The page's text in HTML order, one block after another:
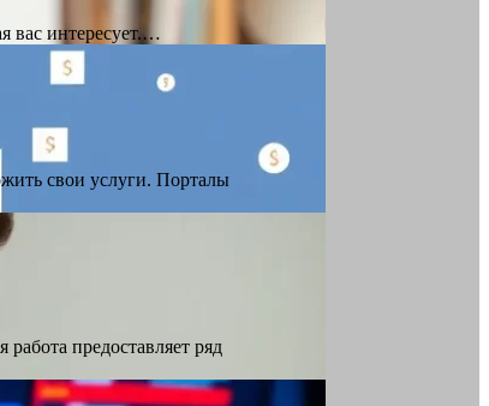
вас интересует.…
свои услуги. Порталы
предоставляет ряд